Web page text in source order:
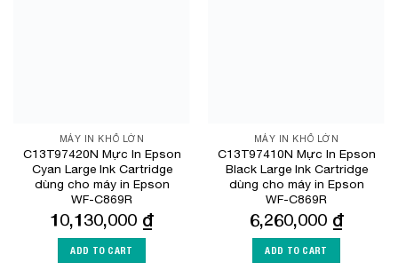
MÁY IN KHỔ LỚN
C13T97420N Mực In Epson
Cyan Large Ink Cartridge
dùng cho máy in Epson
WF-C869R
10,130,000 ₫
ADD TO CART
MÁY IN KHỔ LỚN
C13T97410N Mực In Epson
Black Large Ink Cartridge
dùng cho máy in Epson
WF-C869R
6,260,000 ₫
ADD TO CART